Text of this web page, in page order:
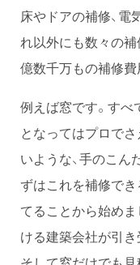
床やドアの補修、
れ以外にも数々の補
億数千万もの補修費
例えば窓です。すべ
となってはプロで
いような、手のこん
ずはこれを補修で
てることから始めま
ける建築会社が引